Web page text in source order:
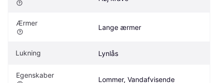
Ærmer
Lange ærmer
Lukning Lynlås
Egenskaber
Lommer, Vandafvisende